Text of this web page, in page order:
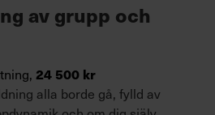
av grupp och
24 500 kr
alla borde gå, fylld av